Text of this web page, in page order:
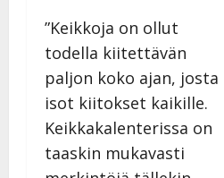
”Keikkoja on ollut
todella kiitettävän
paljon koko ajan, josta
isot kiitokset kaikille.
Keikkakalenterissa on
taaskin mukavasti